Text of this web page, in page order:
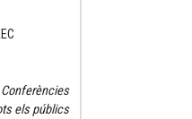
Conferències
els públics